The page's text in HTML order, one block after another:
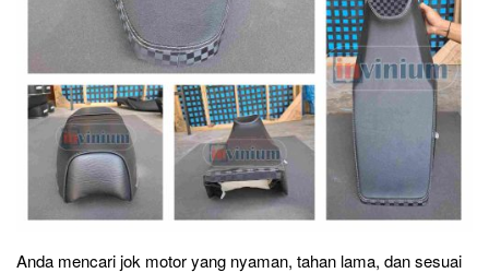
Anda mencari jok motor yang nyaman, tahan lama, dan sesuai